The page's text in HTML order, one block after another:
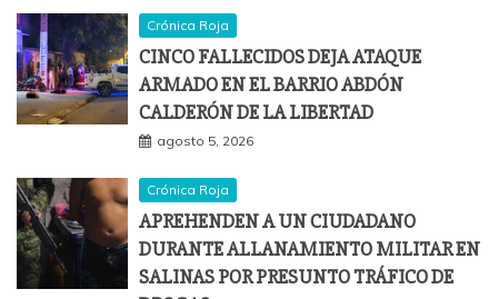
Crónica Roja
CINCO FALLECIDOS DEJA ATAQUE
ARMADO EN EL BARRIO ABDÓN
CALDERÓN DE LA LIBERTAD
agosto 5, 2026
Crónica Roja
APREHENDEN A UN CIUDADANO
DURANTE ALLANAMIENTO MILITAR EN
SALINAS POR PRESUNTO TRÁFICO DE